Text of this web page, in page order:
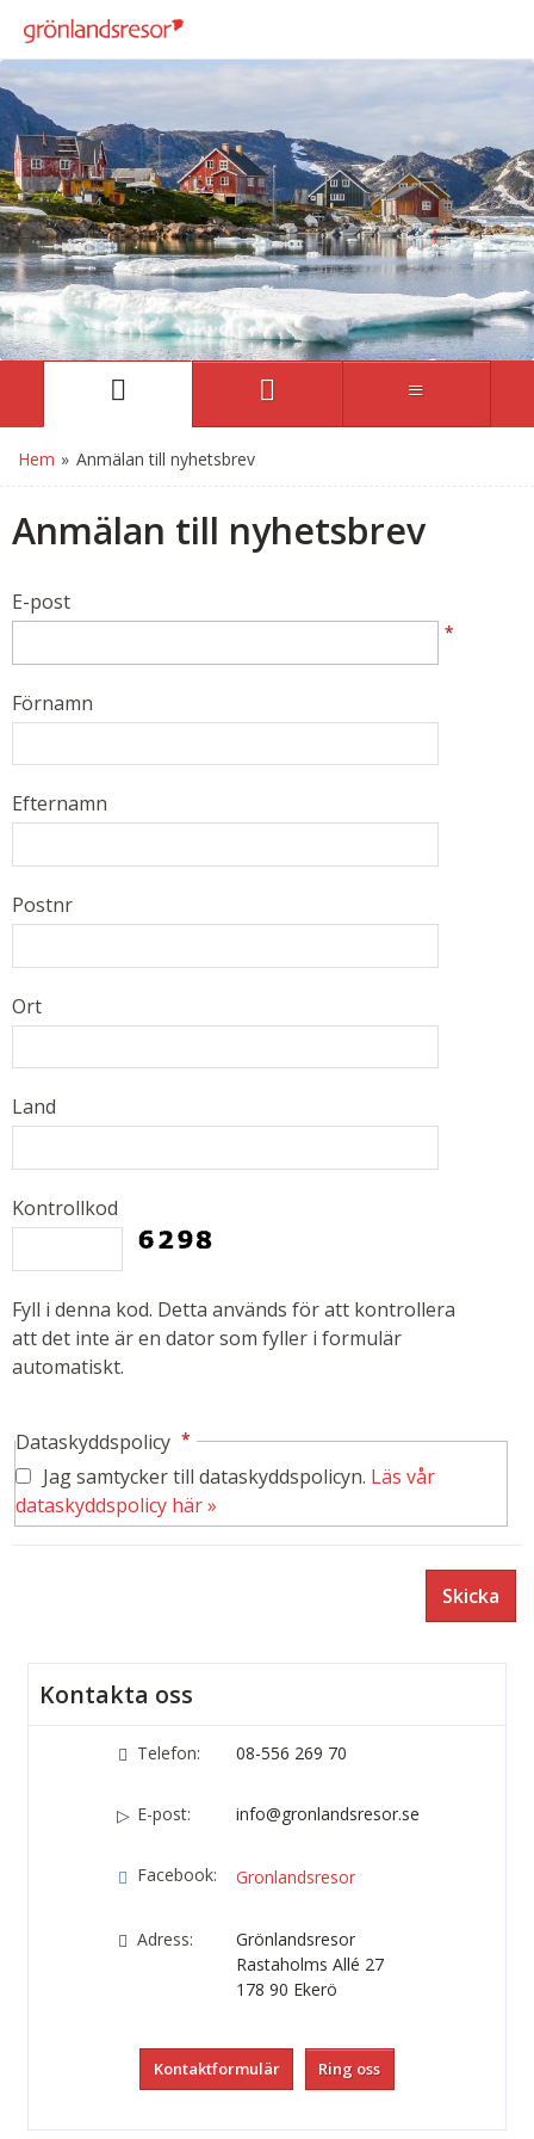
Hem » Anmälan till nyhetsbrev
Anmälan till nyhetsbrev
E-post
*
Förnamn
Efternamn
Postnr
Ort
Land
Kontrollkod
Fyll i denna kod. Detta används för att kontrollera
att det inte är en dator som fyller i formulär
automatiskt.
Dataskyddspolicy *
Jag samtycker till dataskyddspolicyn. Läs vår
dataskyddspolicy här »
Kontakta oss
Telefon: 08-556 269 70
E-post: info@gronlandsresor.se
Facebook: Gronlandsresor
Adress:
Grönlandsresor
Rastaholms Allé 27
178 90 Ekerö
Kontaktformulär Ring oss